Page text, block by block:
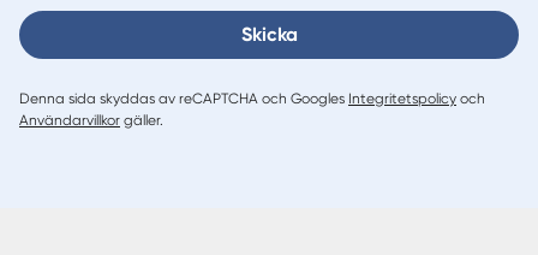
Skicka
Denna sida skyddas av reCAPTCHA och Googles Integritetspolicy och
Användarvillkor gäller.